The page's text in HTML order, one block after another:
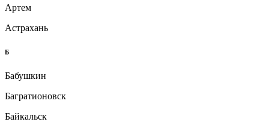
Артем
Астрахань
Б
Бабушкин
Багратионовск
Байкальск